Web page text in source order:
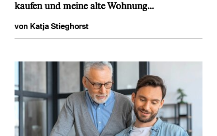
kaufen und meine alte Wohnung…
von Katja Stieghorst